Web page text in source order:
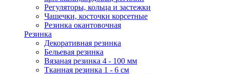
Регуляторы, кольца и застежки
Чашечки, косточки корсетные
Резинка окантовочная
Резинка
Декоративная резинка
Бельевая резинка
Вязаная резинка 4 - 100 мм
Тканная резинка 1 - 6 см